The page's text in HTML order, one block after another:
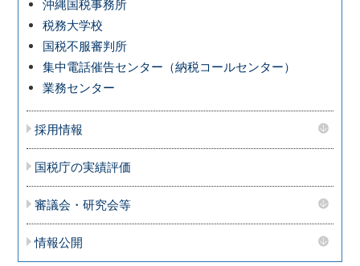
沖縄国税事務所
税務大学校
国税不服審判所
集中電話催告センター（納税コールセンター）
業務センター
採用情報
国税庁の実績評価
審議会・研究会等
情報公開